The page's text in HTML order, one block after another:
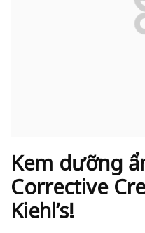
Kem dưỡng
Corrective
Kiehl’s!